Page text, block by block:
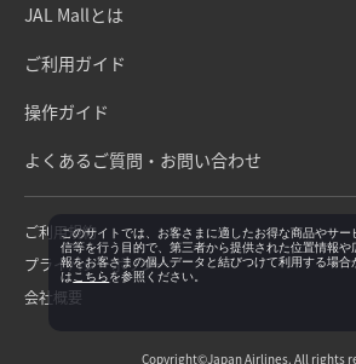
JAL Mallとは
ご利用ガイド
操作ガイド
よくあるご質問・お問い合わせ
ご利用規約
プライバシーポリシー
会社概要
Copyright©Japan Airlines. All rights
このサイトでは、お客さまに適したお得な商品やサー
信等を行う目的で、第三者から提供された位置情報や
報をお客さまの個人データと結びつけて利用する場合
は こちらを参照ください。